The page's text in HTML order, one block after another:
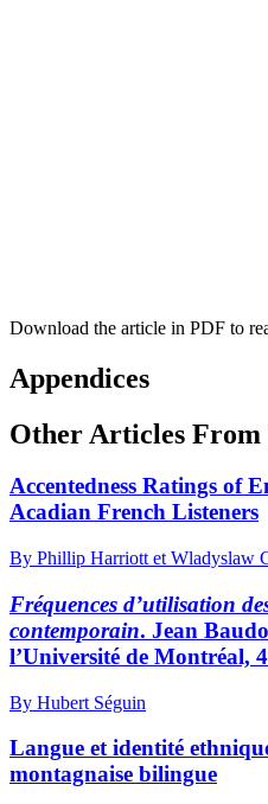
Download the article in PDF to
Appendices
Other Articles From
Accentedness Ratings of
Acadian French Listeners
By Phillip Harriott et Wladyslaw
Fréquences d’utilisation
contemporain. Jean
l’Université de Montréal,
By Hubert Séguin
Langue et identité
montagnaise bilingue